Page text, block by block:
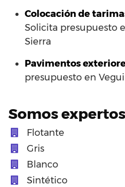
Colocación de
Solicita presupuesto
Sierra
Pavimentos
presupuesto en
Somos
Flotante
Gris
Blanco
Sintético